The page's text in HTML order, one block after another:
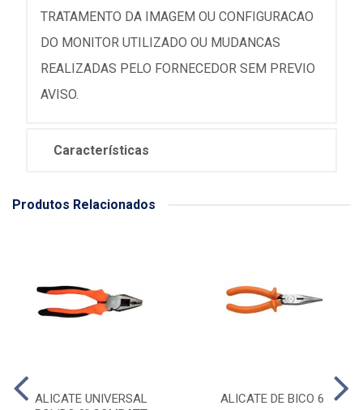
TRATAMENTO DA IMAGEM OU CONFIGURACAO
DO MONITOR UTILIZADO OU MUDANCAS
REALIZADAS PELO FORNECEDOR SEM PREVIO
AVISO.
Características
Produtos Relacionados
ALICATE UNIVERSAL
ALICATE DE BICO 6